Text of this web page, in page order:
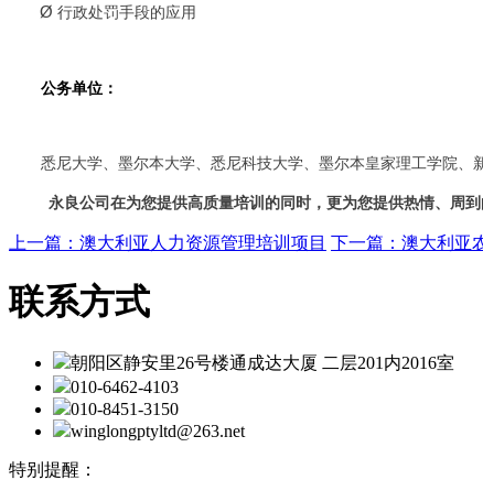
Ø 行政处罚手段的应用
公务单位：
悉尼大学 墨尔本大学 悉尼科技大学 墨尔本皇家理工学院
永良公司在为您提供高质量培训的同时，更为您提供热情、周
上一篇：澳大利亚人力资源管理培训项目 下一篇：澳大利亚
联系方式
朝阳区静安里26号楼通成达大厦 二层201内2016室
010-6462-4103
010-8451-3150
winglongptyltd@263.net
特别提醒：